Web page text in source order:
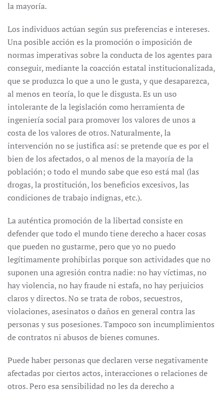
la mayoría.
Los individuos actúan según sus preferencias e intereses.
Una posible acción es la promoción o imposición de
normas imperativas sobre la conducta de los agentes para
conseguir, mediante la coacción estatal institucionalizada,
que se produzca lo que a uno le gusta, y que desaparezca,
al menos en teoría, lo que le disgusta. Es un uso
intolerante de la legislación como herramienta de
ingeniería social para promover los valores de unos a
costa de los valores de otros. Naturalmente, la
intervención no se justifica así: se pretende que es por el
bien de los afectados, o al menos de la mayoría de la
población; o todo el mundo sabe que eso está mal (las
drogas, la prostitución, los beneficios excesivos, las
condiciones de trabajo indignas, etc.).
La auténtica promoción de la libertad consiste en
defender que todo el mundo tiene derecho a hacer cosas
que pueden no gustarme, pero que yo no puedo
legítimamente prohibirlas porque son actividades que no
suponen una agresión contra nadie: no hay víctimas, no
hay violencia, no hay fraude ni estafa, no hay perjuicios
claros y directos. No se trata de robos, secuestros,
violaciones, asesinatos o daños en general contra las
personas y sus posesiones. Tampoco son incumplimientos
de contratos ni abusos de bienes comunes.
Puede haber personas que declaren verse negativamente
afectadas por ciertos actos, interacciones o relaciones de
otros. Pero esa sensibilidad no les da derecho a